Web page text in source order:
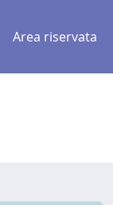
Area riservata